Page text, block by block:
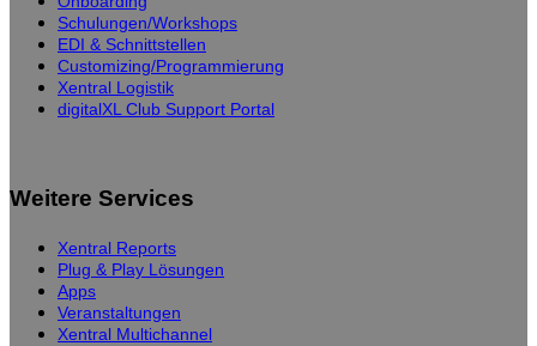
Schulungen/Workshops
EDI & Schnittstellen
Customizing/Programmierung
Xentral Logistik
digitalXL Club Support Portal
Weitere Services
Xentral Reports
Plug & Play Lösungen
Apps
Veranstaltungen
Xentral Multichannel